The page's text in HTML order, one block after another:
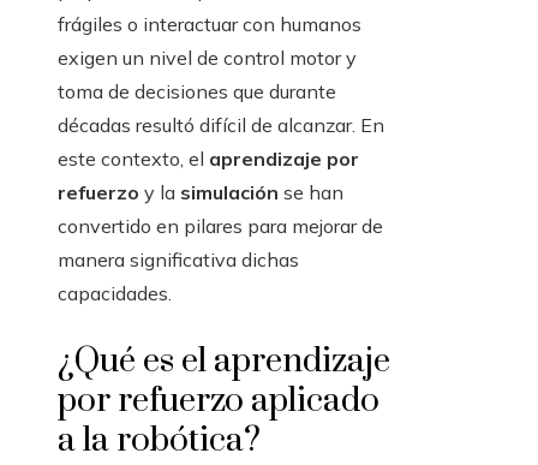
frágiles o interactuar con humanos
exigen un nivel de control motor y
toma de decisiones que durante
décadas resultó difícil de alcanzar. En
este contexto, el aprendizaje por
refuerzo y la simulación se han
convertido en pilares para mejorar de
manera significativa dichas
capacidades.
¿Qué es el aprendizaje
por refuerzo aplicado
a la robótica?